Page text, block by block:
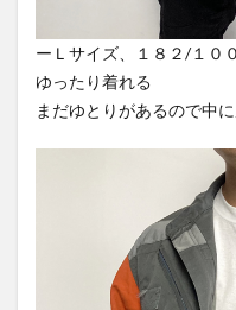
ーＬサイズ、１８２/１０
ゆったり着れる
まだゆとりがあるので中